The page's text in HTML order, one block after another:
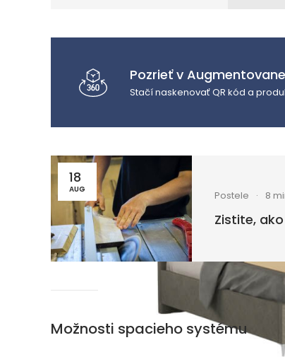
Pozrieť v
Stačí naskenovať QR kód a
18
AUG Postele 8
Zistite,
Možnosti spacieho systému